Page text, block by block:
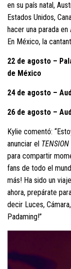
en su país natal,
Estados Unidos,
hacer una parada
En México, la
22 de agosto –
de México
24 de agosto –
26 de agosto –
Kylie comentó:
anunciar el
para compartir
fans de todo el
más! Ha sido un
ahora, prepárate
decir Luces,
Padaming!”